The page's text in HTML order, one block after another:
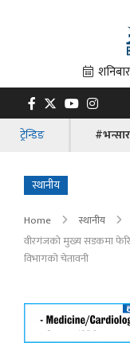
ट्रेन्डिङ #भन्सार
स्थानीय
Home
स्थानीय
वीरगंजको मुख्य सडकमा फेरि
विभागको चेतावनी